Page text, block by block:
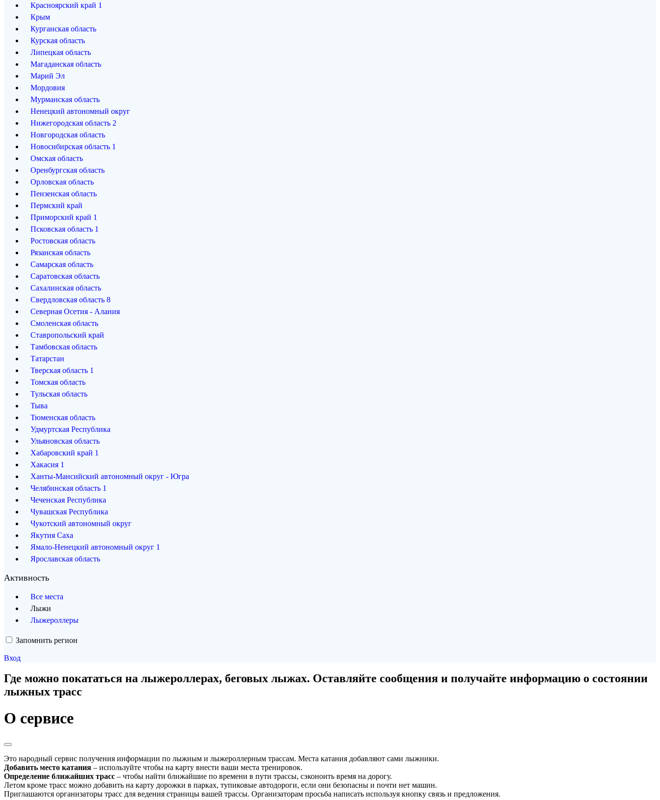
Красноярский край 1
Крым
Курганская область
Курская область
Липецкая область
Магаданская область
Марий Эл
Мордовия
Мурманская область
Ненецкий автономный округ
Нижегородская область 2
Новгородская область
Новосибирская область 1
Омская область
Оренбургская область
Орловская область
Пензенская область
Пермский край
Приморский край 1
Псковская область 1
Ростовская область
Рязанская область
Самарская область
Саратовская область
Сахалинская область
Свердловская область 8
Северная Осетия - Алания
Смоленская область
Ставропольский край
Тамбовская область
Татарстан
Тверская область 1
Томская область
Тульская область
Тыва
Тюменская область
Удмуртская Республика
Ульяновская область
Хабаровский край 1
Хакасия 1
Ханты-Мансийский автономный округ - Югра
Челябинская область 1
Чеченская Республика
Чувашская Республика
Чукотский автономный округ
Якутия Саха
Ямало-Ненецкий автономный округ 1
Ярославская область
Активность
Все места
Лыжи
Лыжероллеры
Запомнить регион
Вход
Где можно покататься на лыжероллерах, беговых лыжах. Оставляйте сообщения и получайте информацию о состоянии
лыжных трасс
О сервисе
Это народный сервис получения информации по лыжным и лыжероллерным трассам. Места катания добавляют сами лыжники.
Добавить место катания – используйте чтобы на карту внести ваши места тренировок.
Определение ближайших трасс – чтобы найти ближайшие по времени в пути трассы, сэконоить время на дорогу.
Летом кроме трасс можно добавить на карту дорожки в парках, тупиковые автодороги, если они безопасны и почти нет машин.
Приглашаются организаторы трасс для ведения страницы вашей трассы. Организаторам просьба написать используя кнопку связь и предложения.